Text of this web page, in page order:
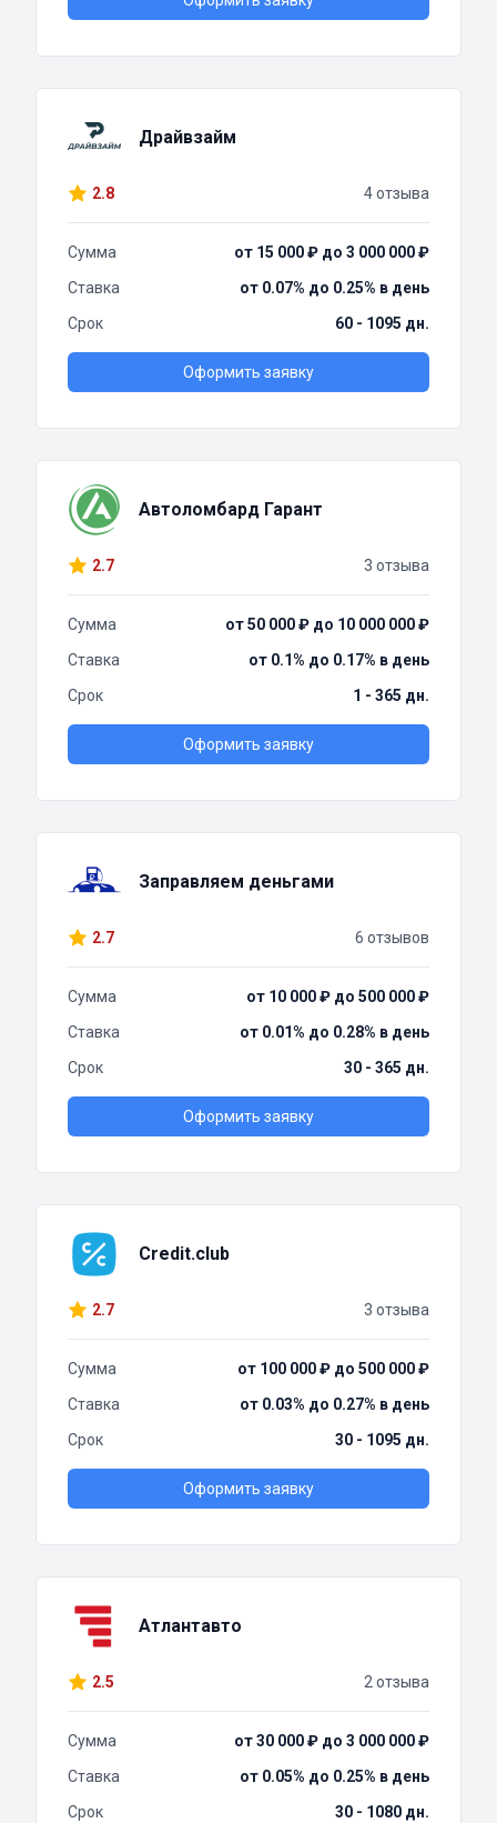
Драйвзайм
2.8 4 отзыва
Сумма
от 15 000 ₽ до 3 000 000 ₽
Ставка
от 0.07% до 0.25% в день
Срок
60 - 1095 дн.
Оформить заявку
Автоломбард Гарант
2.7 3 отзыва
Сумма
от 50 000 ₽ до 10 000 000 ₽
Ставка
от 0.1% до 0.17% в день
Срок
1 - 365 дн.
Оформить заявку
Заправляем деньгами
2.7 6 отзывов
Сумма
от 10 000 ₽ до 500 000 ₽
Ставка
от 0.01% до 0.28% в день
Срок
30 - 365 дн.
Оформить заявку
Credit.club
2.7 3 отзыва
Сумма
от 100 000 ₽ до 500 000 ₽
Ставка
от 0.03% до 0.27% в день
Срок
30 - 1095 дн.
Оформить заявку
Атлантавто
2.5 2 отзыва
Сумма
от 30 000 ₽ до 3 000 000 ₽
Ставка
от 0.05% до 0.25% в день
Срок
30 - 1080 дн.